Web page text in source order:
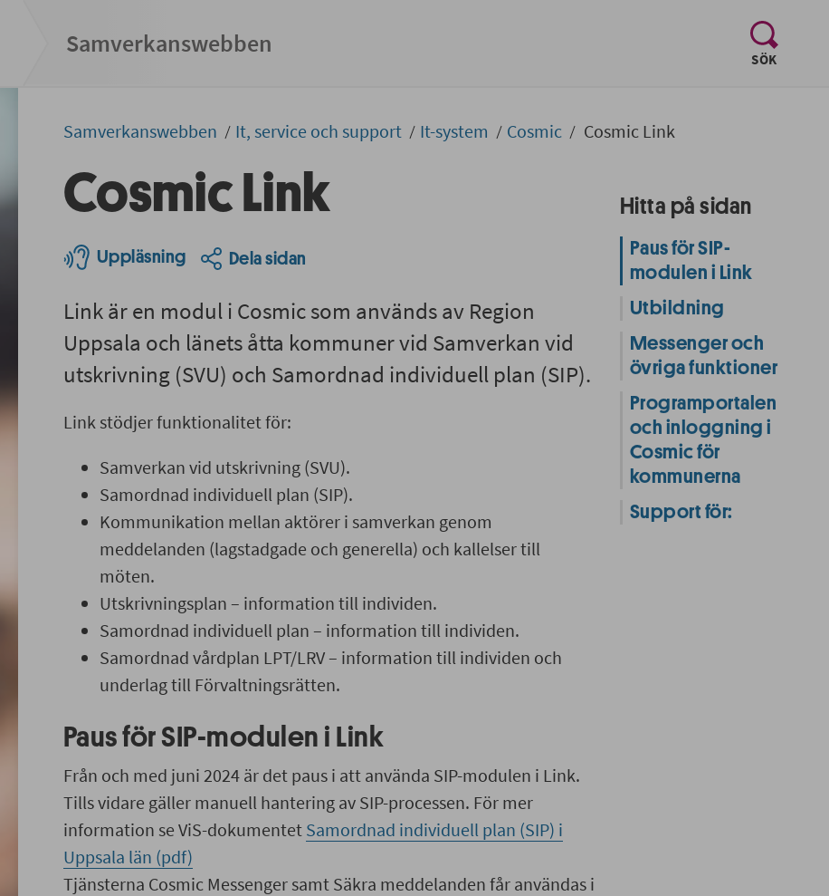
Samverkans­­webben
SÖK
, visa
Samverkans­­­webben It, service och support It-system Cosmic Cosmic Link
Cosmic Link
Uppläsning Dela sidan
Link är en modul i Cosmic som används av Region
Uppsala och länets åtta kommuner vid Samverkan vid
utskrivning (SVU) och Samordnad individuell plan (SIP).
Link stödjer funktionalitet för:
Samverkan vid utskrivning (SVU).
Samordnad individuell plan (SIP).
Kommunikation mellan aktörer i samverkan genom
meddelanden (lagstadgade och generella) och kallelser till
möten.
Utskrivningsplan – information till individen.
Samordnad individuell plan – information till individen.
Samordnad vårdplan LPT/LRV – information till individen och
underlag till Förvaltningsrätten.
Paus för SIP-modulen i Link
Från och med juni 2024 är det paus i att använda SIP-modulen i Link.
Tills vidare gäller manuell hantering av SIP-processen. För mer
information se ViS-dokumentet Samordnad individuell plan (SIP) i
Uppsala län (pdf)
Tjänsterna Cosmic Messenger samt Säkra meddelanden får användas i
Hitta på sidan
Paus för SIP-
modulen i Link
Utbildning
Messenger och
övriga funktioner
Programportalen
och inloggning i
Cosmic för
kommunerna
Support för: